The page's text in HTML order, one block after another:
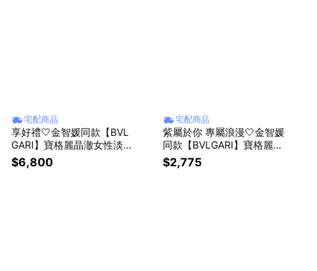
宅配商品
享好禮🤍金智媛同款【BVL
GARI】寶格麗晶澈女性淡香
精 100ML+ 晶澈女性淡香
水 1.5ml
$6,800
宅配商品
紫屬於你 專屬浪漫🤍金智媛
同款【BVLGARI】寶格麗紫
水晶女性淡香水 30ml + 晶
澈女性滋潤身體乳 7ml ✨
$2,775